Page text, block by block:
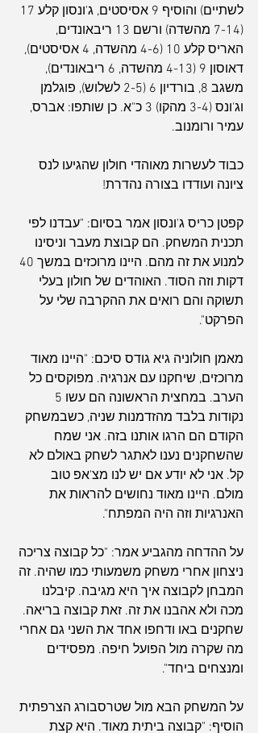
(7-14 מהשדה) ורשם 13 ריבאונדים,
האריס קלע 10 (4-6 מהשדה, 4 אסיסטים),
דאוסון 9 (4-13 מהשדה, 6 ריבאונדים),
משגב 8, בורדיון 6 (2-5 לשלוש), פוגלמן
וג'ונס (3-4 מהקו) 3 כ"א. כן שותפו: אברס,
עמיר ורומנוב.
כבוד לעשרות מאוהדי חולון שהגיעו לנס
ציונה ועודדו בצורה נהדרת!
קפטן כריס ג'ונסון אמר בסיום: "עבדנו לפי
תכנית המשחק. הם קבוצת מעבר וניסינו
דקות וזה הסוד. האוהדים של חולון בעלי
תשוקה והם רואים את ההקרבה שלי על
הפרקט".
מאמן חולוניה גיא גודס סיכם: "היינו מאוד
מרוכזים, שיחקנו עם אנרגיה. מפוקסים כל
נקודות בלבד מהזדמנות שניה, כשבמשחק
הקודם הם הרגו אותנו בזה. אני שמח
שהשחקנים נענו לאתגר לשחק באולם לא
קל. אני לא יודע אם יש לנו מצ'אפ טוב
מולם. היינו מאוד נחושים להראות את
האנרגיות וזה היה המפתח".
על ההדחה מהגביע אמר: "כל קבוצה צריכה
ניצחון אחרי משחק משמעותי כמו שהיה. זה
המבחן לקבוצה איך היא מגיבה. קיבלנו
מכה ולא אהבנו את זה. זאת קבוצה בריאה.
שחקנים באו ודחפו אחד את השני גם אחרי
מה שקרה מול הפועל חיפה. מפסידים
ומנצחים ביחד".
על המשחק הבא מול שטרסבורג הצרפתית
הוסיף: "קבוצה ביתית מאוד. היא קצת